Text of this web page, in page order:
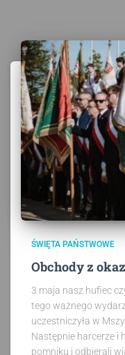
ŚWIĘTA PAŃSTWOWE
Obchody z
3 maja nasz hufiec
tego ważnego
uczestniczyła w
Następnie harcerze i
pomniku i odbierali